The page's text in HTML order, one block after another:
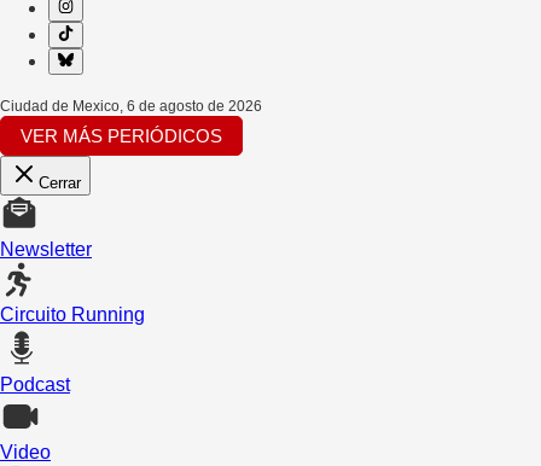
Ciudad de Mexico, 6 de agosto de 2026
VER MÁS PERIÓDICOS
Cerrar
Newsletter
Circuito Running
Podcast
Video